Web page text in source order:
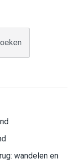
wandelen en